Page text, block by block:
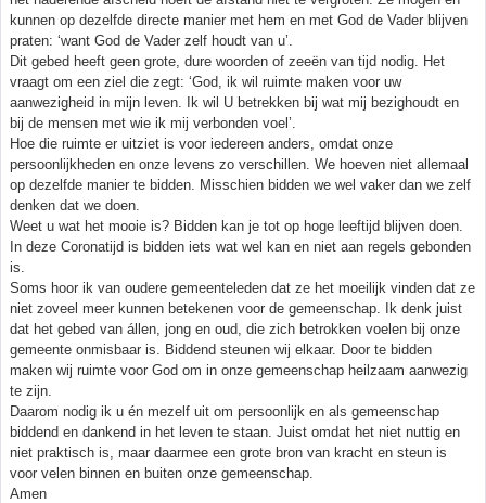
kunnen op dezelfde directe manier met hem en met God de Vader blijven
praten: ‘want God de Vader zelf houdt van u’.
Dit gebed heeft geen grote, dure woorden of zeeën van tijd nodig. Het
vraagt om een ziel die zegt: ‘God, ik wil ruimte maken voor uw
aanwezigheid in mijn leven. Ik wil U betrekken bij wat mij bezighoudt en
bij de mensen met wie ik mij verbonden voel’.
Hoe die ruimte er uitziet is voor iedereen anders, omdat onze
persoonlijkheden en onze levens zo verschillen. We hoeven niet allemaal
op dezelfde manier te bidden. Misschien bidden we wel vaker dan we zelf
denken dat we doen.
Weet u wat het mooie is? Bidden kan je tot op hoge leeftijd blijven doen.
In deze Coronatijd is bidden iets wat wel kan en niet aan regels gebonden
is.
Soms hoor ik van oudere gemeenteleden dat ze het moeilijk vinden dat ze
niet zoveel meer kunnen betekenen voor de gemeenschap. Ik denk juist
dat het gebed van állen, jong en oud, die zich betrokken voelen bij onze
gemeente onmisbaar is. Biddend steunen wij elkaar. Door te bidden
maken wij ruimte voor God om in onze gemeenschap heilzaam aanwezig
te zijn.
Daarom nodig ik u én mezelf uit om persoonlijk en als gemeenschap
biddend en dankend in het leven te staan. Juist omdat het niet nuttig en
niet praktisch is, maar daarmee een grote bron van kracht en steun is
voor velen binnen en buiten onze gemeenschap.
Amen